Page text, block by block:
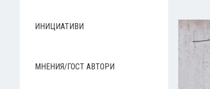
ИНИЦИАТИВИ
МНЕНИЯ/ГОСТ АВТОРИ